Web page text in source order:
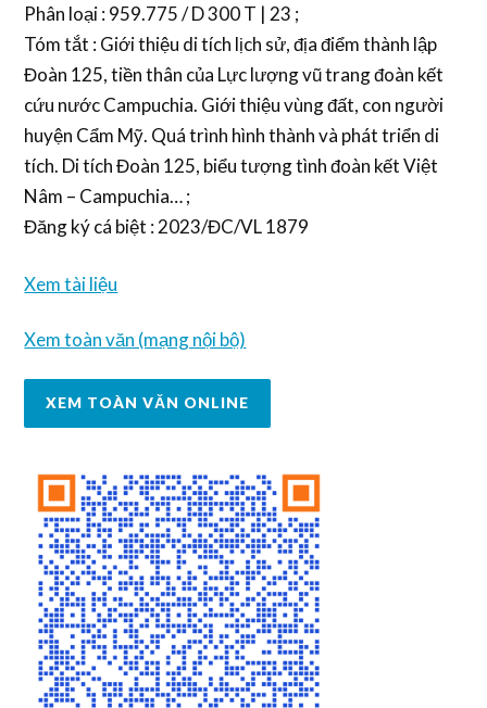
Phân loại : 959.775 / D 300 T | 23 ;
Tóm tắt : Giới thiệu di tích lịch sử, địa điểm thành lập
Đoàn 125, tiền thân của Lực lượng vũ trang đoàn kết
cứu nước Campuchia. Giới thiệu vùng đất, con người
huyện Cẩm Mỹ. Quá trình hình thành và phát triển di
tích. Di tích Đoàn 125, biểu tượng tình đoàn kết Việt
Nâm – Campuchia… ;
Đăng ký cá biệt : 2023/ĐC/VL 1879
Xem tài liệu
Xem toàn văn (mạng nội bộ)
XEM TOÀN VĂN ONLINE